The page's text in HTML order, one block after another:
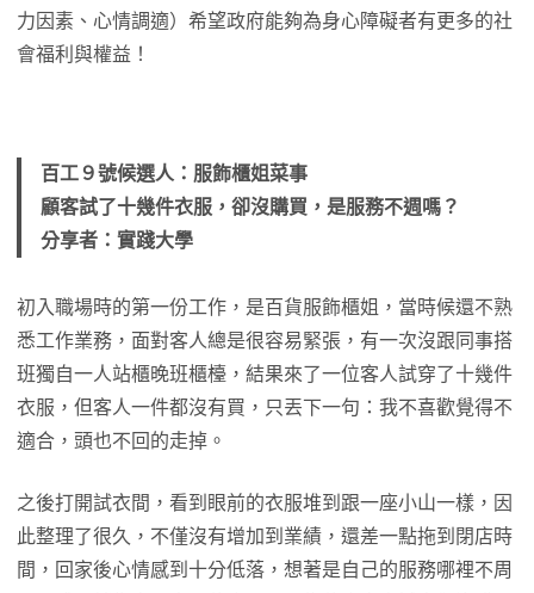
力因素、心情調適）希望政府能夠為身心障礙者有更多的社
會福利與權益！
百工９號候選人：服飾櫃姐菜事
顧客試了十幾件衣服，卻沒購買，是服務不週嗎？
分享者：實踐大學
初入職場時的第一份工作，是百貨服飾櫃姐，當時候還不熟
悉工作業務，面對客人總是很容易緊張，有一次沒跟同事搭
班獨自一人站櫃晚班櫃檯，結果來了一位客人試穿了十幾件
衣服，但客人一件都沒有買，只丟下一句：我不喜歡覺得不
適合，頭也不回的走掉。
之後打開試衣間，看到眼前的衣服堆到跟一座小山一樣，因
此整理了很久，不僅沒有增加到業績，還差一點拖到閉店時
間，回家後心情感到十分低落，想著是自己的服務哪裡不周